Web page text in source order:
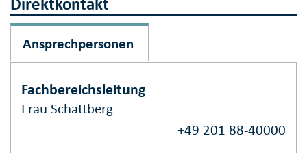
Ansprechpersonen
Fachbereichsleitung
Frau Schattberg
+49 201 88-40000